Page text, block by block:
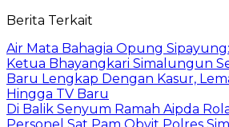
Berita Terkait
Air Mata Bahagia Opung
Ketua Bhayangkari Simalungun
Baru Lengkap Dengan Kasur,
Hingga TV Baru
Di Balik Senyum Ramah Aipda